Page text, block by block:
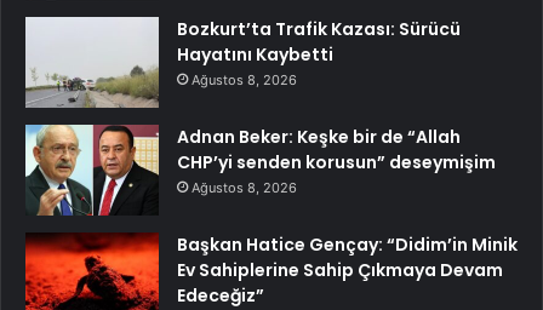
Bozkurt’ta Trafik Kazası: Sürücü
Hayatını Kaybetti
Ağustos 8, 2026
Adnan Beker: Keşke bir de “Allah
CHP’yi senden korusun” deseymişim
Ağustos 8, 2026
Başkan Hatice Gençay: “Didim’in Minik
Ev Sahiplerine Sahip Çıkmaya Devam
Edeceğiz”